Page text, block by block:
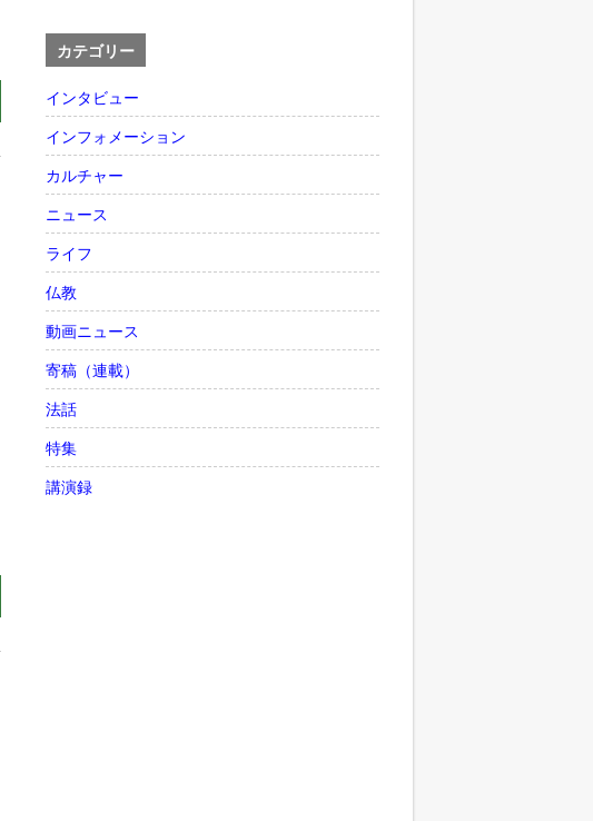
カテゴリー
インタビュー
インフォメーション
カルチャー
ニュース
ライフ
仏教
動画ニュース
寄稿（連載）
法話
特集
講演録